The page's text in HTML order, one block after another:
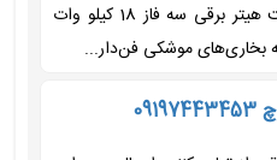
جت هیتر برقی 18 کیلووات جت هیتر برقی سه فاز 18 کیلو وات
بخاری‌های موشکی فن‌دار...